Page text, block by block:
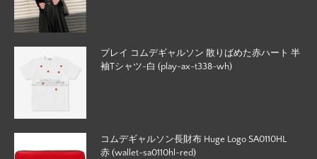
プレイ コムデギャルソン 散りばめた赤ハート 半
袖Tシャツ-白 (play-ax-t338-wh)
コムデギャルソン長財布 Huge Logo SA0110HL
赤 (wallet-sa0110hl-red)